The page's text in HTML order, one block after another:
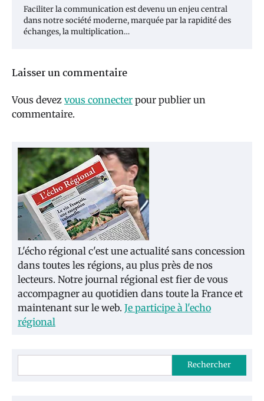
Faciliter la communication est devenu un enjeu central
dans notre société moderne, marquée par la rapidité des
échanges, la multiplication…
Laisser un commentaire
Vous devez vous connecter pour publier un
commentaire.
L'écho régional c'est une actualité sans concession
dans toutes les régions, au plus près de nos
lecteurs. Notre journal régional est fier de vous
accompagner au quotidien dans toute la France et
maintenant sur le web. Je participe à l'echo
régional
Rechercher